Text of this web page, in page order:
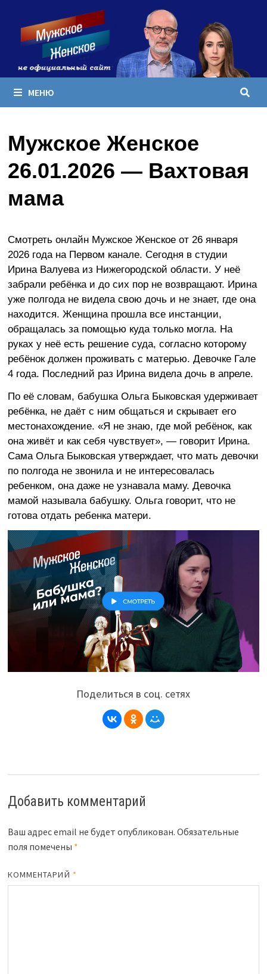
содержимому
МЕНЮ
Мужское Женское
26.01.2026 — Вахтовая
мама
Смотреть онлайн Мужское Женское от 26 января
2026 года на Первом канале. Сегодня в студии
Ирина Валуева из Нижегородской области. У неё
забрали ребёнка и до сих пор не возвращают. Ирина
уже полгода не видела свою дочь и не знает, где она
находится. Женщина прошла все инстанции,
обращалась за помощью куда только могла. На
руках у неё есть решение суда, согласно которому
ребёнок должен проживать с матерью. Девочке Гале
4 года. Последний раз Ирина видела дочь в апреле.
По её словам, бабушка Ольга Быковская удерживает
ребёнка, не даёт с ним общаться и скрывает его
местонахождение. «Я не знаю, где мой ребёнок, как
она живёт и как себя чувствует», — говорит Ирина.
Сама Ольга Быковская утверждает, что мать девочки
по полгода не звонила и не интересовалась
ребенком, она даже не узнавала маму. Девочка
мамой называла бабушку. Ольга говорит, что не
готова отдать ребенка матери.
Поделиться в соц. сетях
Добавить комментарий
Ваш адрес email не будет опубликован. Обязательные
поля помечены *
КОММЕНТАРИЙ *